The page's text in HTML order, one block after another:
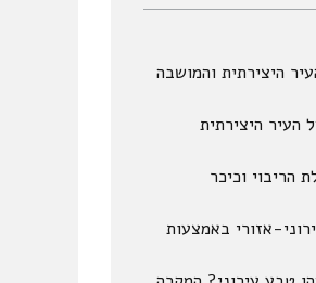
היצירתית והמושבה
העיר היצירתית
הריבוי וכיכר
אזורי באמצעות